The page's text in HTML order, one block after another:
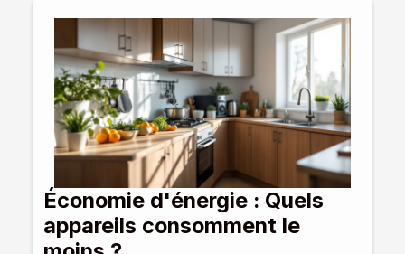
Économie d'énergie : Quels
appareils consomment le